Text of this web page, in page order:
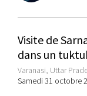
Visite de
dans un
Varanasi, Uttar
Samedi 31 octobre